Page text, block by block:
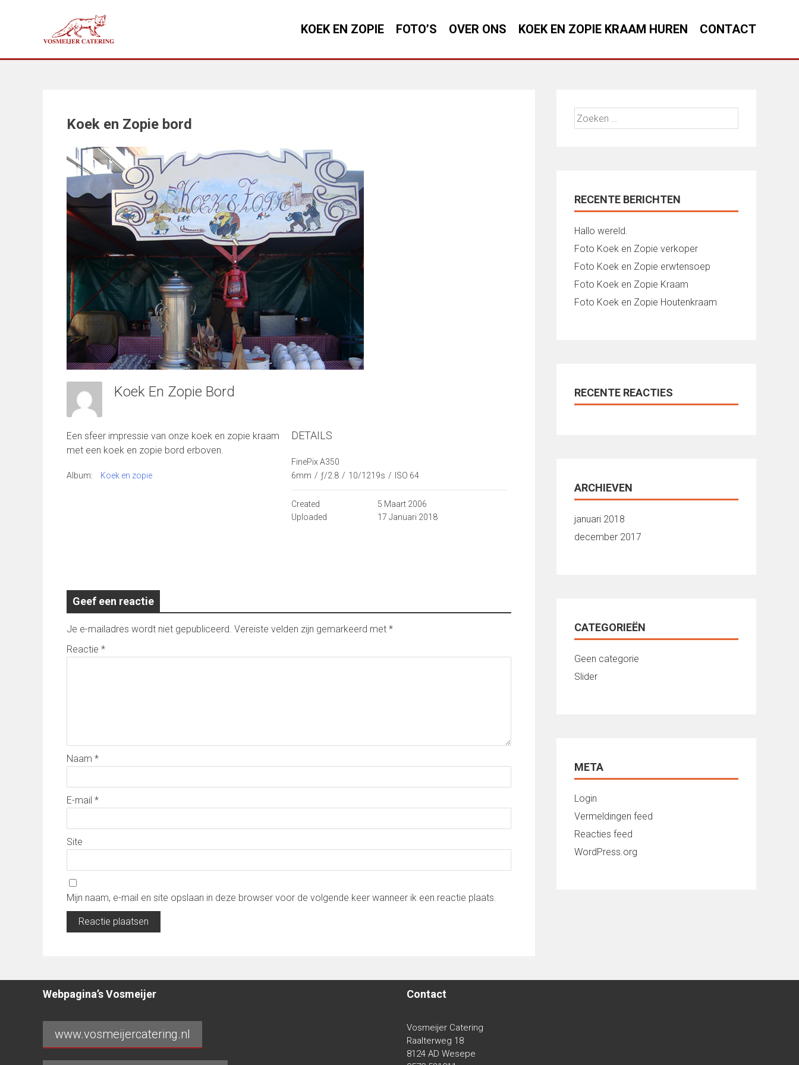
KOEK EN ZOPIE FOTO’S OVER ONS KOEK EN ZOPIE KRAAM HUREN CONTACT
Koek en Zopie bord
Koek En Zopie Bord
Een sfeer impressie van onze koek en zopie kraam
met een koek en zopie bord erboven.
Album: Koek en zopie
DETAILS
FinePix A350
6mm / ƒ/2.8 / 10/1219s / ISO 64
Created
5 Maart 2006
Uploaded
17 Januari 2018
Geef een reactie
Je e-mailadres wordt niet gepubliceerd. Vereiste velden zijn gemarkeerd met *
Reactie *
Naam *
E-mail *
Site
Mijn naam, e-mail en site opslaan in deze browser voor de volgende keer wanneer ik een reactie plaats.
Zoeken
naar:
RECENTE BERICHTEN
Hallo wereld.
Foto Koek en Zopie verkoper
Foto Koek en Zopie erwtensoep
Foto Koek en Zopie Kraam
Foto Koek en Zopie Houtenkraam
RECENTE REACTIES
ARCHIEVEN
januari 2018
december 2017
CATEGORIEËN
Geen categorie
Slider
META
Login
Vermeldingen feed
Reacties feed
WordPress.org
Webpagina’s Vosmeijer
www.vosmeijercatering.nl
Contact
Vosmeijer Catering
Raalterweg 18
8124 AD Wesepe